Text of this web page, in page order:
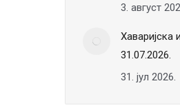
3. август
31.07.2026.
31. јул 2026.